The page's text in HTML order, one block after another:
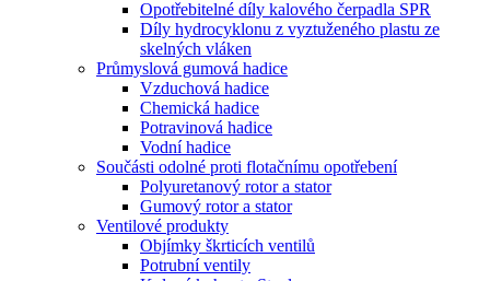
Opotřebitelné díly kalového čerpadla SPR
Díly hydrocyklonu z vyztuženého plastu ze
skelných vláken
Průmyslová gumová hadice
Vzduchová hadice
Chemická hadice
Potravinová hadice
Vodní hadice
Součásti odolné proti flotačnímu opotřebení
Polyuretanový rotor a stator
Gumový rotor a stator
Ventilové produkty
Objímky škrticích ventilů
Potrubní ventily